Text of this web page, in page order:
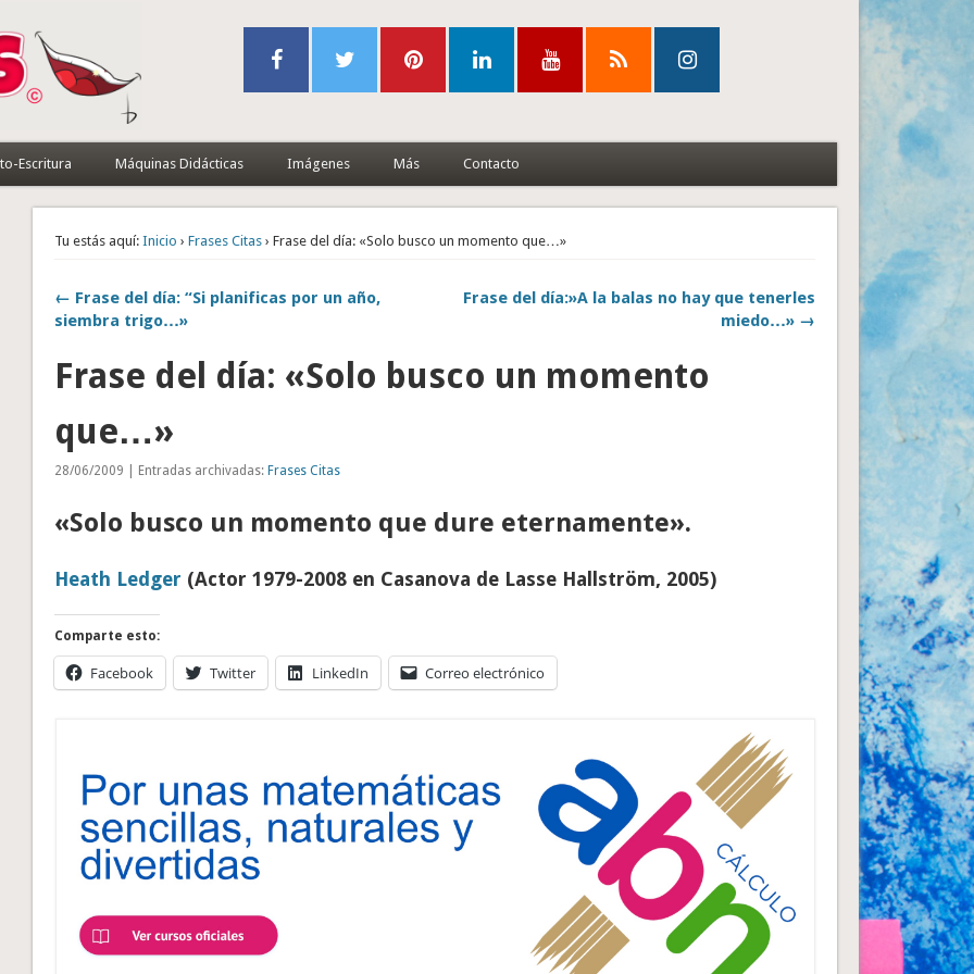
Escritura Máquinas Didácticas Imágenes Más Contacto
Tu estás aquí: Inicio ›Frases Citas › Frase del día: «Solo busco un momento que…»
← Frase del día: “Si planificas por un año,
siembra trigo…»
Frase del día:»A la balas no hay que tenerles
miedo…» →
Frase del día: «Solo busco un momento
que…»
28/06/2009 | Entradas archivadas:Frases Citas
«Solo busco un momento que dure eternamente».
Heath Ledger (Actor 1979-2008 en Casanova de Lasse Hallström, 2005)
Comparte esto:
Facebook Twitter LinkedIn Correo electrónico